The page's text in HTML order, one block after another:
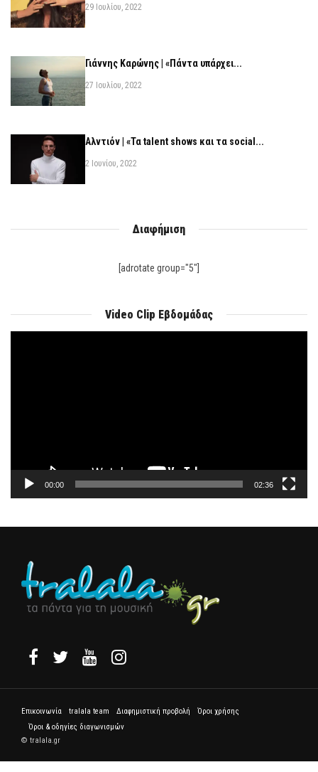
29 Ιουλίου, 2022
Γιάννης Καρώνης | «Πάντα υπάρχει...
27 Ιουλίου, 2022
Αλντιόν | «Τα talent shows και τα social...
2 Ιουνίου, 2022
Διαφήμιση
[adrotate group="5"]
Video Clip Εβδομάδας
00:00 02:36
Επικοινωνία tralala team Διαφημιστική προβολή
Όροι χρήσης
Όροι & οδηγίες διαγωνισμών
© tralala.gr